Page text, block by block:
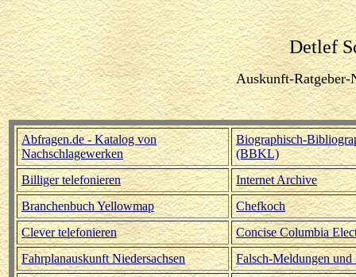
Detlef
Auskunft-Ratgeber-
Abfragen.de - Katalog von
Nachschlagewerken
Biographisch-
(BBKL)
Billiger telefonieren
Internet Archive
Branchenbuch Yellowmap
Chefkoch
Clever telefonieren
Concise Columbia
Fahrplanauskunft Niedersachsen
Falsch-Meldungen und